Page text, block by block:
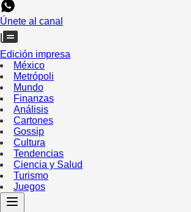
Únete al canal
Edición impresa
México
Metrópoli
Mundo
Finanzas
Análisis
Cartones
Gossip
Cultura
Tendencias
Ciencia y Salud
Turismo
Juegos